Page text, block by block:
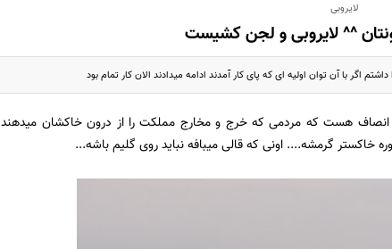
لایروبی
^^ لایروبی و لجن کشیست
اگر با آن توان اولیه ای که پای کار آمدند ادامه میدادند الان کار تمام بود
انصاف هست که مردمی که خرج و مخارج مملکت را از درون خاکشان میدهند
خاکستر گرمشه.... اونی که قالی میبافه نباید روی گلیم باشه...